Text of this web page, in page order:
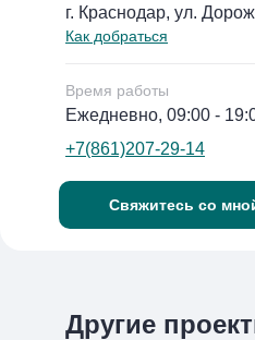
Время работы
Как добраться
г. Краснодар, ул.
Ежедневно, 09:00 -
+7(861)207-29-14
Свяжитесь со
Другие